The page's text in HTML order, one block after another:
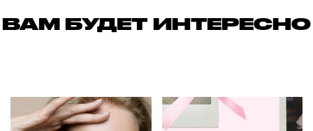
ВАМ БУДЕТ ИНТЕРЕСНО